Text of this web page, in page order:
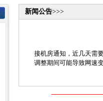
新闻公告>>>
接机房通知，近几天需
调整期间可能导致网速